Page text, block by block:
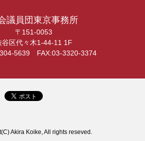
議員団東京事務所
〒151-0053
谷区代々木1-44-11 1F
5639 FAX:03-3320-3374
Akira Koike, All rights reseved.